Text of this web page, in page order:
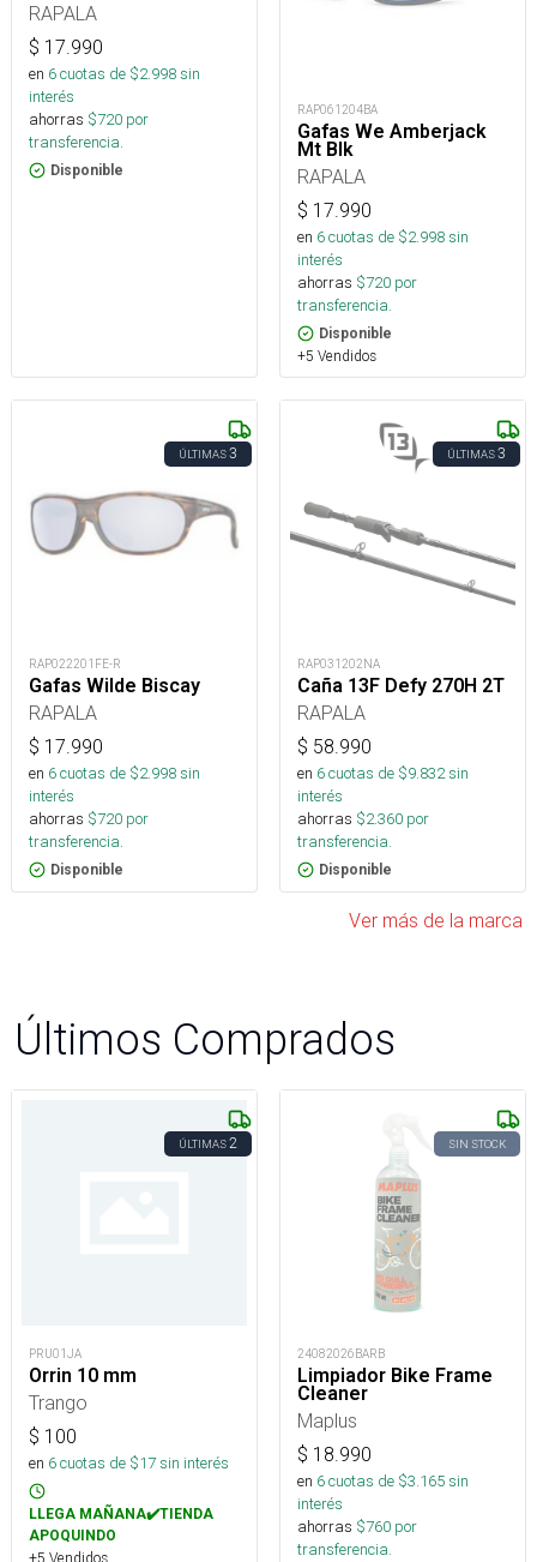
RAPALA
$ 17.990
en 6cuotas de $2.998sin
interés
ahorras $720 por
transferencia.
Disponible
RAP061204BA
Gafas We Amberjack
Mt Blk
RAPALA
$ 17.990
en 6cuotas de $2.998sin
interés
ahorras $720 por
transferencia.
Disponible
+5 Vendidos
ÚLTIMAS3
RAP022201FE-R
Gafas Wilde Biscay
RAPALA
$ 17.990
en 6cuotas de $2.998sin
interés
ahorras $720 por
transferencia.
Disponible
ÚLTIMAS3
RAP031202NA
Caña 13F Defy 270H 2T
RAPALA
$ 58.990
en 6cuotas de $9.832sin
interés
ahorras $2.360 por
transferencia.
Disponible
Ver más de la marca
Últimos Comprados
ÚLTIMAS2
PRU01JA
Orrin 10 mm
Trango
$ 100
en 6cuotas de $17sin interés
LLEGA MAÑANA✔️TIENDA
APOQUINDO
+5 Vendidos
SIN STOCK
24082026BARB
Limpiador Bike Frame
Cleaner
Maplus
$ 18.990
en 6cuotas de $3.165sin
interés
ahorras $760 por
transferencia.